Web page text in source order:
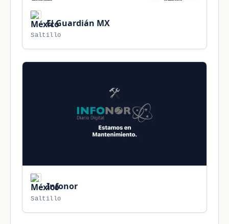
El Guardián MX
Saltillo
Infonor
Saltillo